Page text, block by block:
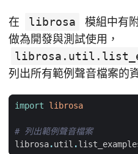
在 librosa
模組中有
做為開發與測試使用，
列出所有範例聲音檔案的
import librosa
# 列出範例聲音檔案
librosa.util .